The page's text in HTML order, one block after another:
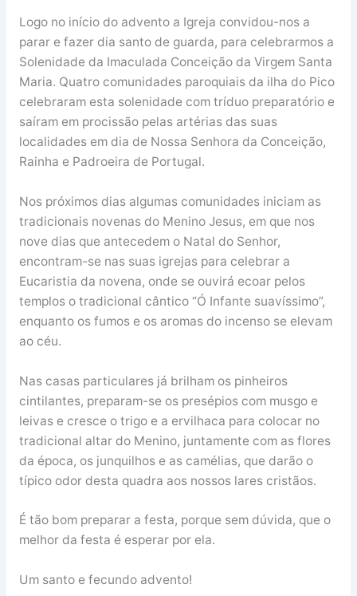
Logo no início do advento a Igreja convidou-nos a
parar e fazer dia santo de guarda, para celebrarmos a
Solenidade da Imaculada Conceição da Virgem Santa
Maria. Quatro comunidades paroquiais da ilha do Pico
celebraram esta solenidade com tríduo preparatório e
saíram em procissão pelas artérias das suas
localidades em dia de Nossa Senhora da Conceição,
Rainha e Padroeira de Portugal.
Nos próximos dias algumas comunidades iniciam as
tradicionais novenas do Menino Jesus, em que nos
nove dias que antecedem o Natal do Senhor,
encontram-se nas suas igrejas para celebrar a
Eucaristia da novena, onde se ouvirá ecoar pelos
templos o tradicional cântico “Ó Infante suavíssimo”,
enquanto os fumos e os aromas do incenso se elevam
ao céu.
Nas casas particulares já brilham os pinheiros
cintilantes, preparam-se os presépios com musgo e
leivas e cresce o trigo e a ervilhaca para colocar no
tradicional altar do Menino, juntamente com as flores
da época, os junquilhos e as camélias, que darão o
típico odor desta quadra aos nossos lares cristãos.
É tão bom preparar a festa, porque sem dúvida, que o
melhor da festa é esperar por ela.
Um santo e fecundo advento!